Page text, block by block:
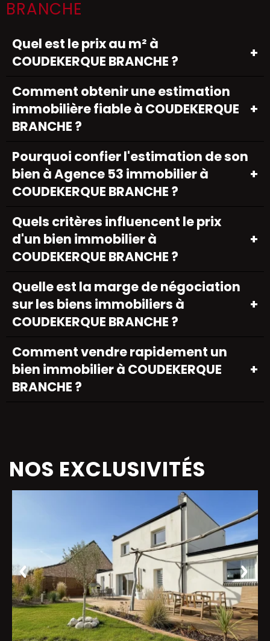
BRANCHE
Quel est le prix au m² à
COUDEKERQUE BRANCHE ?
Comment obtenir une estimation
immobilière fiable à COUDEKERQUE
BRANCHE ?
Pourquoi confier l'estimation de son
bien à Agence 53 immobilier à
COUDEKERQUE BRANCHE ?
Quels critères influencent le prix
d'un bien immobilier à
COUDEKERQUE BRANCHE ?
Quelle est la marge de négociation
sur les biens immobiliers à
COUDEKERQUE BRANCHE ?
Comment vendre rapidement un
bien immobilier à COUDEKERQUE
BRANCHE ?
NOS EXCLUSIVITÉS